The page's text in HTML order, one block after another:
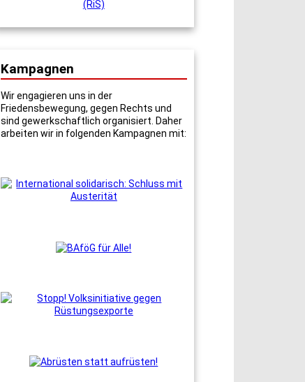
Kampagnen
Wir engagieren uns in der
Friedensbewegung, gegen Rechts und
sind gewerkschaftlich organisiert. Daher
arbeiten wir in folgenden Kampagnen mit: